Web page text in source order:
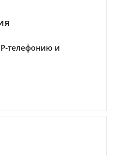
телефонию и